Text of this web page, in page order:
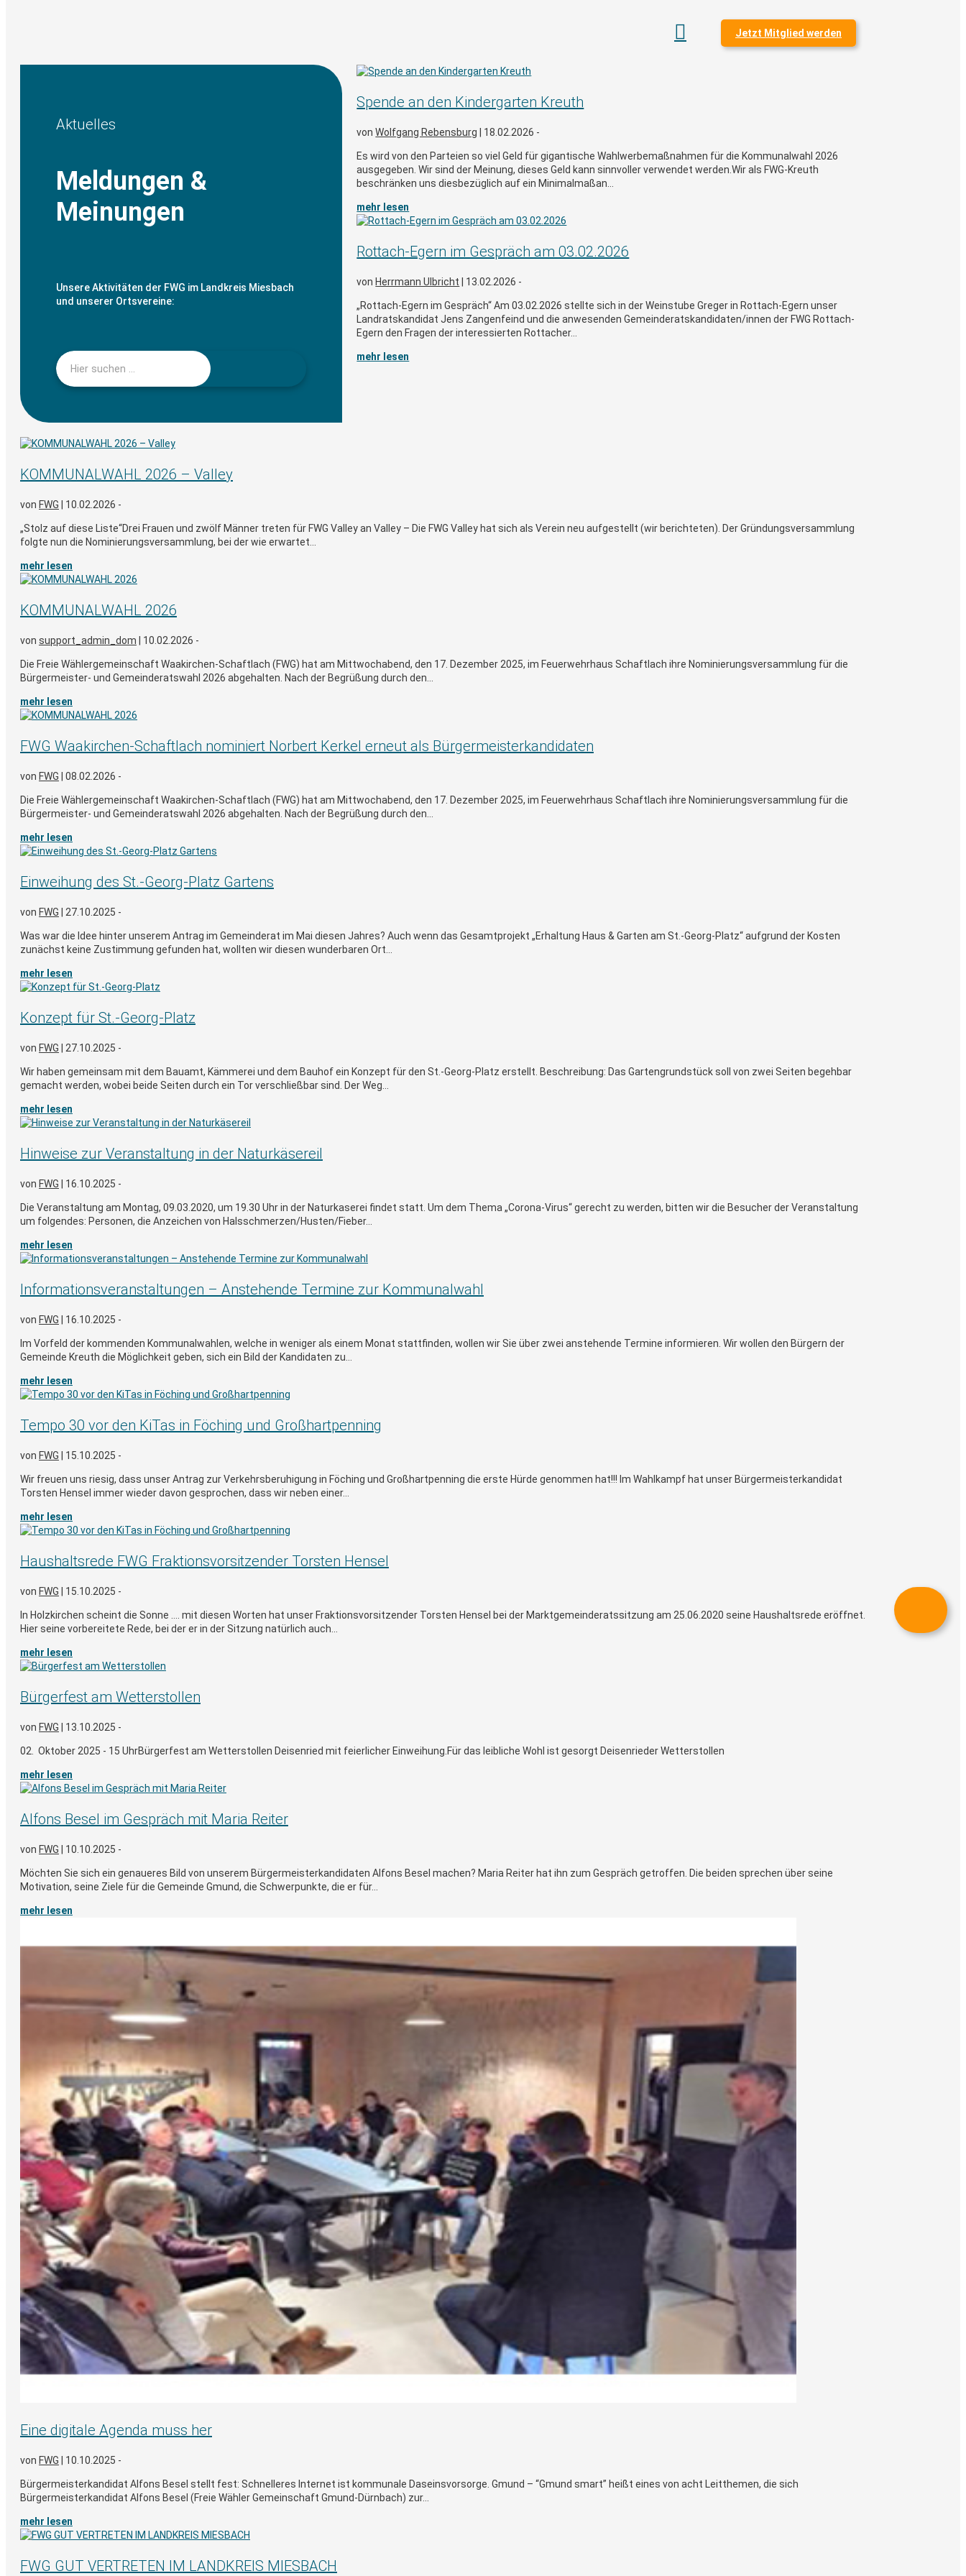
 Jetzt Mitglied werden
Aktuelles
Meldungen &
Meinungen
Unsere Aktivitäten der FWG im Landkreis Miesbach
und unserer Ortsvereine:
Spende an den Kindergarten Kreuth
vonWolfgang Rebensburg 18.02.2026 -
Es wird von den Parteien so viel Geld für gigantische Wahlwerbemaßnahmen für die Kommunalwahl 2026
ausgegeben. Wir sind der Meinung, dieses Geld kann sinnvoller verwendet werden.Wir als FWG-Kreuth
beschränken uns diesbezüglich auf ein Minimalmaßan...
mehr lesen
Rottach-Egern im Gespräch am 03.02.2026
von Herrmann Ulbricht 13.02.2026 -
„Rottach-Egern im Gespräch“ Am 03.02.2026 stellte sich in der Weinstube Greger in Rottach-Egern unser
Landratskandidat Jens Zangenfeind und die anwesenden Gemeinderatskandidaten/innen der FWG Rottach-
Egern den Fragen der interessierten Rottacher...
mehr lesen
KOMMUNALWAHL 2026 – Valley
von FWG 10.02.2026 -
„Stolz auf diese Liste“Drei Frauen und zwölf Männer treten für FWG Valley an Valley – Die FWG Valley hat sich als Verein neu aufgestellt (wir berichteten). Der Gründungsversammlung
folgte nun die Nominierungsversammlung, bei der wie erwartet...
mehr lesen
KOMMUNALWAHL 2026
von support_admin_dom 10.02.2026 -
Die Freie Wählergemeinschaft Waakirchen-Schaftlach (FWG) hat am Mittwochabend, den 17. Dezember 2025, im Feuerwehrhaus Schaftlach ihre Nominierungsversammlung für die
Bürgermeister- und Gemeinderatswahl 2026 abgehalten. Nach der Begrüßung durch den...
mehr lesen
FWG Waakirchen-Schaftlach nominiert Norbert Kerkel erneut als Bürgermeisterkandidaten
von FWG 08.02.2026 -
Die Freie Wählergemeinschaft Waakirchen-Schaftlach (FWG) hat am Mittwochabend, den 17. Dezember 2025, im Feuerwehrhaus Schaftlach ihre Nominierungsversammlung für die
Bürgermeister- und Gemeinderatswahl 2026 abgehalten. Nach der Begrüßung durch den...
mehr lesen
Einweihung des St.-Georg-Platz Gartens
von FWG 27.10.2025 -
Was war die Idee hinter unserem Antrag im Gemeinderat im Mai diesen Jahres? Auch wenn das Gesamtprojekt „Erhaltung Haus & Garten am St.-Georg-Platz“ aufgrund der Kosten
zunächst keine Zustimmung gefunden hat, wollten wir diesen wunderbaren Ort...
mehr lesen
Konzept für St.-Georg-Platz
von FWG 27.10.2025 -
Wir haben gemeinsam mit dem Bauamt, Kämmerei und dem Bauhof ein Konzept für den St.-Georg-Platz erstellt. Beschreibung: Das Gartengrundstück soll von zwei Seiten begehbar
gemacht werden, wobei beide Seiten durch ein Tor verschließbar sind. Der Weg...
mehr lesen
Hinweise zur Veranstaltung in der Naturkäsereil
von FWG 16.10.2025 -
Die Veranstaltung am Montag, 09.03.2020, um 19.30 Uhr in der Naturkaserei findet statt. Um dem Thema „Corona-Virus“ gerecht zu werden, bitten wir die Besucher der Veranstaltung
um folgendes: Personen, die Anzeichen von Halsschmerzen/Husten/Fieber...
mehr lesen
Informationsveranstaltungen – Anstehende Termine zur Kommunalwahl
von FWG 16.10.2025 -
Im Vorfeld der kommenden Kommunalwahlen, welche in weniger als einem Monat stattfinden, wollen wir Sie über zwei anstehende Termine informieren. Wir wollen den Bürgern der
Gemeinde Kreuth die Möglichkeit geben, sich ein Bild der Kandidaten zu...
mehr lesen
Tempo 30 vor den KiTas in Föching und Großhartpenning
von FWG 15.10.2025 -
Wir freuen uns riesig, dass unser Antrag zur Verkehrsberuhigung in Föching und Großhartpenning die erste Hürde genommen hat!!! Im Wahlkampf hat unser Bürgermeisterkandidat
Torsten Hensel immer wieder davon gesprochen, dass wir neben einer...
mehr lesen
Haushaltsrede FWG Fraktionsvorsitzender Torsten Hensel
von FWG 15.10.2025 -
In Holzkirchen scheint die Sonne …. mit diesen Worten hat unser Fraktionsvorsitzender Torsten Hensel bei der Marktgemeinderatssitzung am 25.06.2020 seine Haushaltsrede eröffnet.
Hier seine vorbereitete Rede, bei der er in der Sitzung natürlich auch...
mehr lesen
Bürgerfest am Wetterstollen
von FWG 13.10.2025 -
02. Oktober 2025 - 15 UhrBürgerfest am Wetterstollen Deisenried mit feierlicher Einweihung.Für das leibliche Wohl ist gesorgt Deisenrieder Wetterstollen
mehr lesen
Alfons Besel im Gespräch mit Maria Reiter
von FWG 10.10.2025 -
Möchten Sie sich ein genaueres Bild von unserem Bürgermeisterkandidaten Alfons Besel machen? Maria Reiter hat ihn zum Gespräch getroffen. Die beiden sprechen über seine
Motivation, seine Ziele für die Gemeinde Gmund, die Schwerpunkte, die er für...
mehr lesen
Eine digitale Agenda muss her
von FWG 10.10.2025 -
Bürgermeisterkandidat Alfons Besel stellt fest: Schnelleres Internet ist kommunale Daseinsvorsorge. Gmund – “Gmund smart” heißt eines von acht Leitthemen, die sich
Bürgermeisterkandidat Alfons Besel (Freie Wähler Gemeinschaft Gmund-Dürnbach) zur...
mehr lesen
FWG GUT VERTRETEN IM LANDKREIS MIESBACH